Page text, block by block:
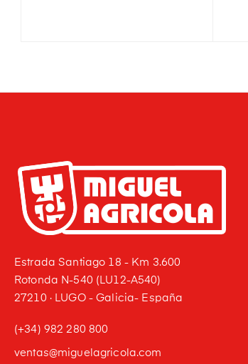
Estrada Santiago 18 - Km 3.600
Rotonda N-540 (LU12-A540)
27210 · LUGO - Galicia- España
(+34) 982 280 800
ventas@miguelagricola.com